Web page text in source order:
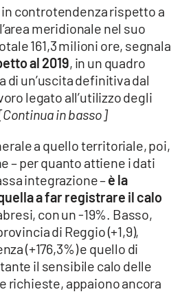
in controtendenza rispetto a
meridionale nel suo
161,3 milioni ore, segnala
al 2019, in un quadro
di un’uscita definitiva dal
legato all’utilizzo degli
in basso]
a quello territoriale, poi,
– per quanto attiene i dati
integrazione –è la
a far registrare il calo
con un -19%. Basso,
di Reggio (+1,9),
(+176,3%) e quello di
il sensibile calo delle
richieste, appaiono ancora